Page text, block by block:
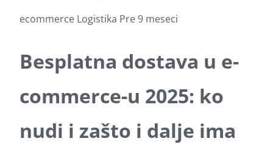
ecommerce Logistika Pre 9 meseci
Besplatna dostava u e-
commerce-u 2025: ko
nudi i zašto i dalje ima